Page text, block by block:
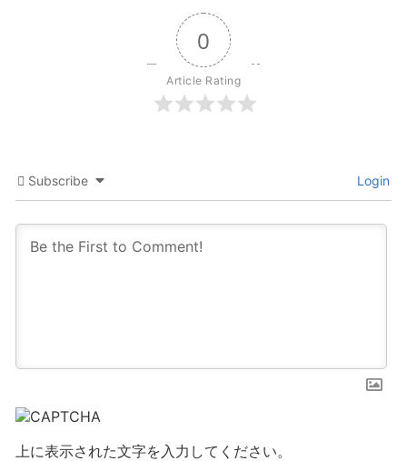
0
Article Rating
Subscribe Login
上に表示された文字を入力してください。